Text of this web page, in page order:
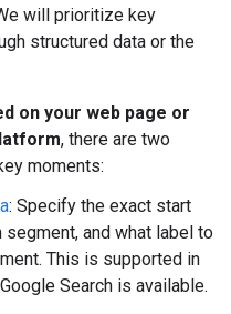
will prioritize key
structured data or the
on your web page or
, there are two
moments:
: Specify the exact start
segment, and what label to
This is supported in
Search is available.